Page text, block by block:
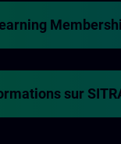
sur